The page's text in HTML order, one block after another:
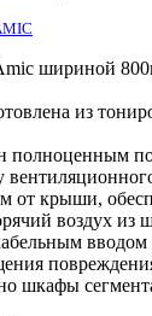
шириной
из
от крыши,
воздух
вводом
шкафы